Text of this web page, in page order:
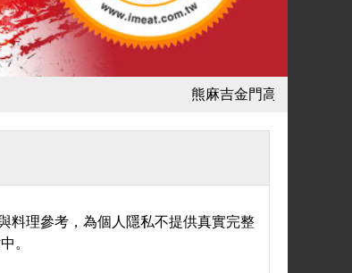
熊麻吉金門高梁臘肉：是
料理參考，為個人隱私不提供真實完整
。